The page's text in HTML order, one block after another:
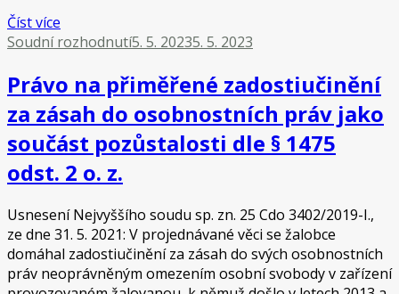
Číst více
Soudní rozhodnutí5. 5. 20235. 5. 2023
Právo na přiměřené zadostiučinění
za zásah do osobnostních práv jako
součást pozůstalosti dle § 1475
odst. 2 o. z.
Usnesení Nejvyššího soudu sp. zn. 25 Cdo 3402/2019-I.,
ze dne 31. 5. 2021: V projednávané věci se žalobce
domáhal zadostiučinění za zásah do svých osobnostních
práv neoprávněným omezením osobní svobody v zařízení